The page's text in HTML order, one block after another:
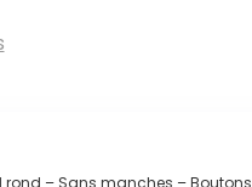
– Sans manches –